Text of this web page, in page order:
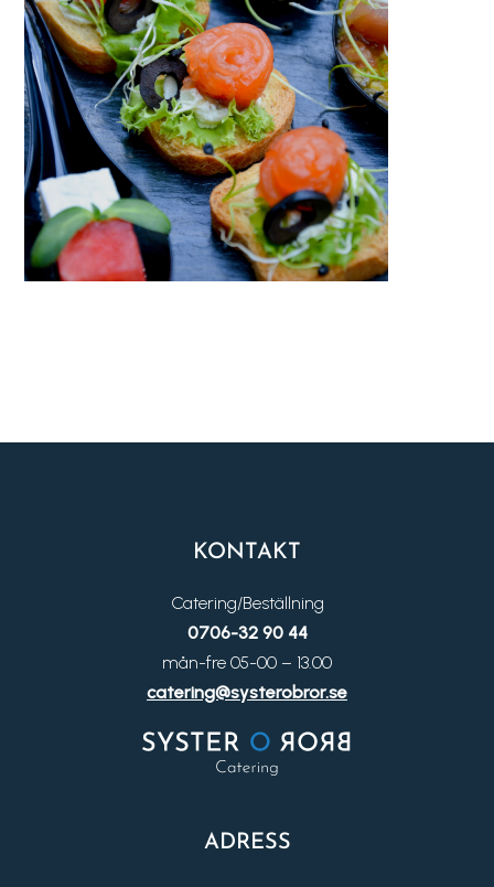
KONTAKT
Catering/Beställning
0706-32 90 44
mån-fre 05-00 – 13.00
catering@systerobror.se
ADRESS